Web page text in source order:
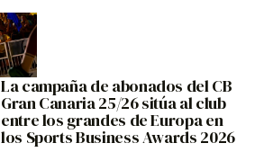
La campaña de abonados del CB
Gran Canaria 25/26 sitúa al club
entre los grandes de Europa en
los Sports Business Awards 2026